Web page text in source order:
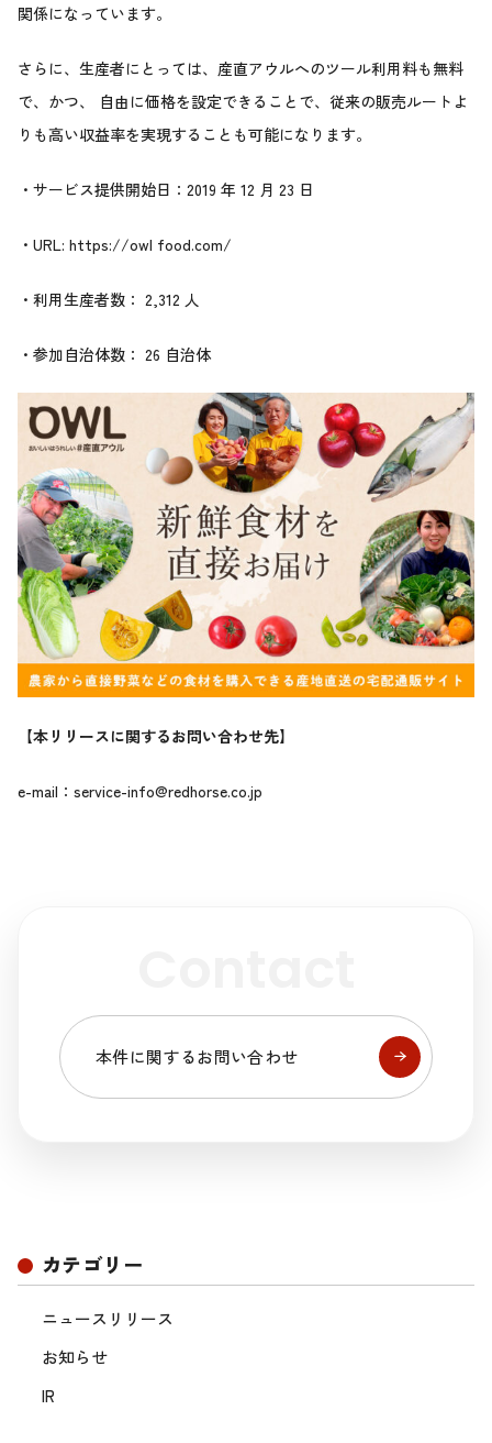
カテゴリー
ニュースリリース
お知らせ
IR
関係になっています。
さらに、生産者にとっては、産直アウルへのツール利用料も無料
で、かつ、 自由に価格を設定できることで、従来の販売ルートよ
りも高い収益率を実現することも可能になります。
・サービス提供開始日：2019 年 12 月 23 日
・URL: https://owl food.com/
・利用生産者数： 2,312 人
・参加自治体数： 26 自治体
【本リリースに関するお問い合わせ先】
e-mail： service-info@redhorse.co.jp
本件に関するお問い合わせ